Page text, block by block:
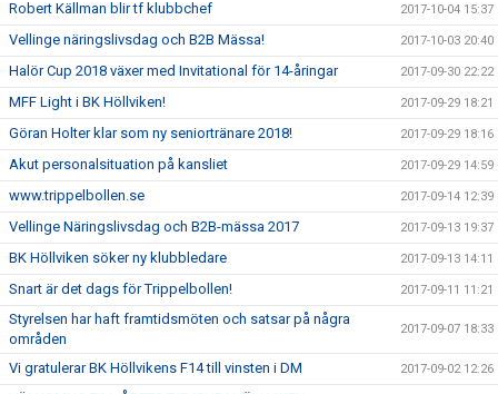
Robert Källman blir tf klubbchef 2017-10-04 15:37
Vellinge näringslivsdag och B2B Mässa! 2017-10-03 20:40
Halör Cup 2018 växer med Invitational för 14-åringar 2017-09-30 22:22
MFF Light i BK Höllviken! 2017-09-29 18:21
Göran Holter klar som ny seniortränare 2018! 2017-09-29 18:16
Akut personalsituation på kansliet 2017-09-29 14:59
www.trippelbollen.se 2017-09-14 12:39
Vellinge Näringslivsdag och B2B-mässa 2017 2017-09-13 19:37
BK Höllviken söker ny klubbledare 2017-09-13 14:11
Snart är det dags för Trippelbollen! 2017-09-11 11:21
Styrelsen har haft framtidsmöten och satsar på några
områden
2017-09-07 18:33
Vi gratulerar BK Höllvikens F14 till vinsten i DM 2017-09-02 12:26